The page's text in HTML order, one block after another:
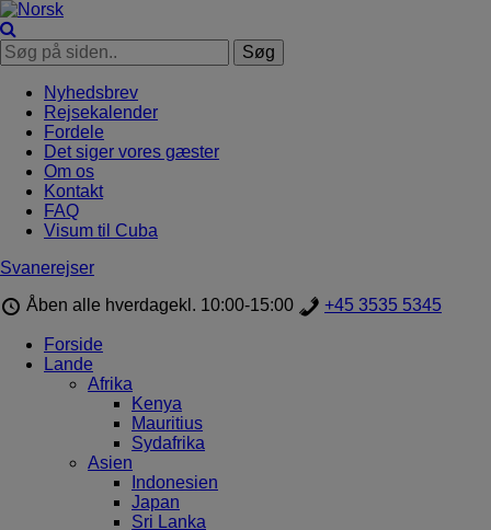
Nyhedsbrev
Rejsekalender
Fordele
Det siger vores gæster
Om os
Kontakt
FAQ
Visum til Cuba
Svanerejser
Åben alle hverdagekl. 10:00-15:00 +45 3535 5345
Forside
Lande
Afrika
Kenya
Mauritius
Sydafrika
Asien
Indonesien
Japan
Sri Lanka